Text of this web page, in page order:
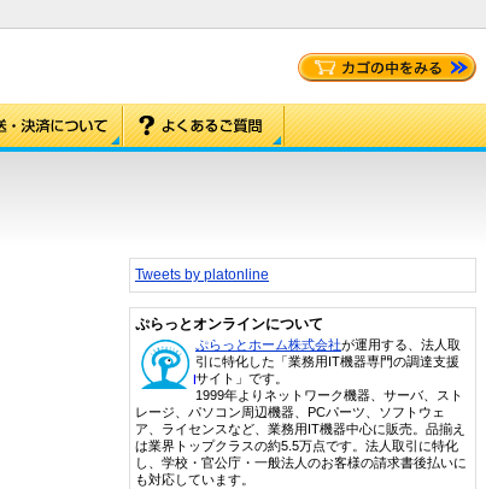
Tweets by platonline
ぷらっとオンラインについて
ぷらっとホーム株式会社が運用する、法人取
引に特化した「業務用IT機器専門の調達支援
サイト」です。
1999年よりネットワーク機器、サーバ、スト
レージ、パソコン周辺機器、PCパーツ、ソフトウェ
ア、ライセンスなど、業務用IT機器中心に販売。品揃え
は業界トップクラスの約5.5万点です。法人取引に特化
し、学校・官公庁・一般法人のお客様の請求書後払いに
も対応しています。